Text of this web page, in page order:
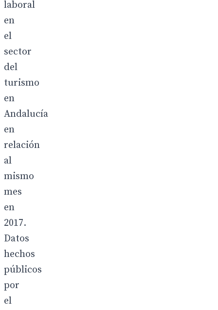
laboral
en
el
sector
del
turismo
en
Andalucía
en
relación
al
mismo
mes
en
2017.
Datos
hechos
públicos
por
el